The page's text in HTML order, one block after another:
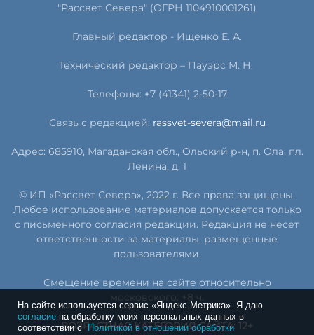
"Рассвет Севера" (ОГРН 1104910001261)
Главный редактор - Ищенко Е. А.
Технический редактор – Пауэрс М. Н.
Телефоны: +7 (41341) 2-50-17
Связь с редакцией: rassvet-severa@mail.ru
Адрес: 685910, Магаданская обл., Ольский р-н, п. Ола, пл.
Ленина, д. 1
© ИП «Рассвет Севера», 2022 г. Все права защищены.
Любое использование материалов допускается только
с письменного согласия редакции. Редакция не несет
ответственности за материалы, размещенные
пользователями.
Смещение времени на сайте относительно
московского: +8 ч.
ВОЗРАСТНАЯ КАТЕГОРИЯ САЙТА: 12+
На сайте используется сервис «Яндекс Метрика». Я даю
согласие на обработку моих персональных данных в
соответствии сПолитикой в отношении обработки